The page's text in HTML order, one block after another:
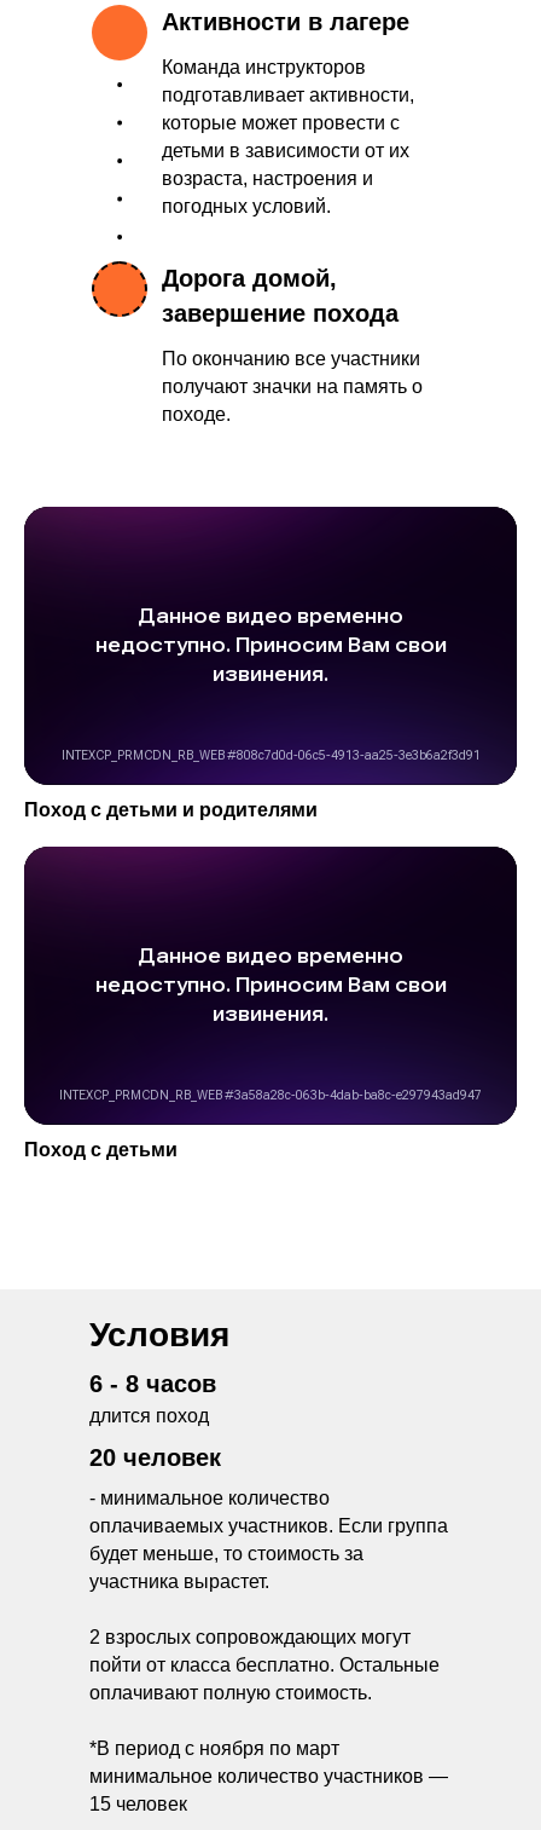
Активности в лагере
Команда инструкторов
подготавливает активности,
которые может провести с
детьми в зависимости от их
возраста, настроения и
погодных условий.
Дорога домой,
завершение похода
По окончанию все участники
получают значки на память о
походе.
Поход с детьми и родителями
Поход с детьми
20 человек
- минимальное количество
оплачиваемых участников. Если группа
будет меньше, то стоимость за
участника вырастет.
2 взрослых сопровождающих могут
пойти от класса бесплатно. Остальные
оплачивают полную стоимость.
*В период с ноября по март
минимальное количество участников —
15 человек
длится поход
6 - 8 часов
Условия